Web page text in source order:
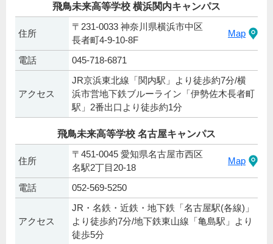
飛鳥未来高等学校 横浜関内キャンパス
住所
〒231-0033 神奈川県横浜市中区
長者町4-9-10-8F
Map
電話 045-718-6871
アクセス
JR京浜東北線「関内駅」より徒歩約7分/横
浜市営地下鉄ブルーライン「伊勢佐木長者町
駅」2番出口より徒歩約1分
飛鳥未来高等学校 名古屋キャンパス
住所
〒451-0045 愛知県名古屋市西区
名駅2丁目20-18
Map
電話 052-569-5250
アクセス
JR・名鉄・近鉄・地下鉄「名古屋駅(各線)」
より徒歩約7分/地下鉄東山線「亀島駅」より
徒歩5分